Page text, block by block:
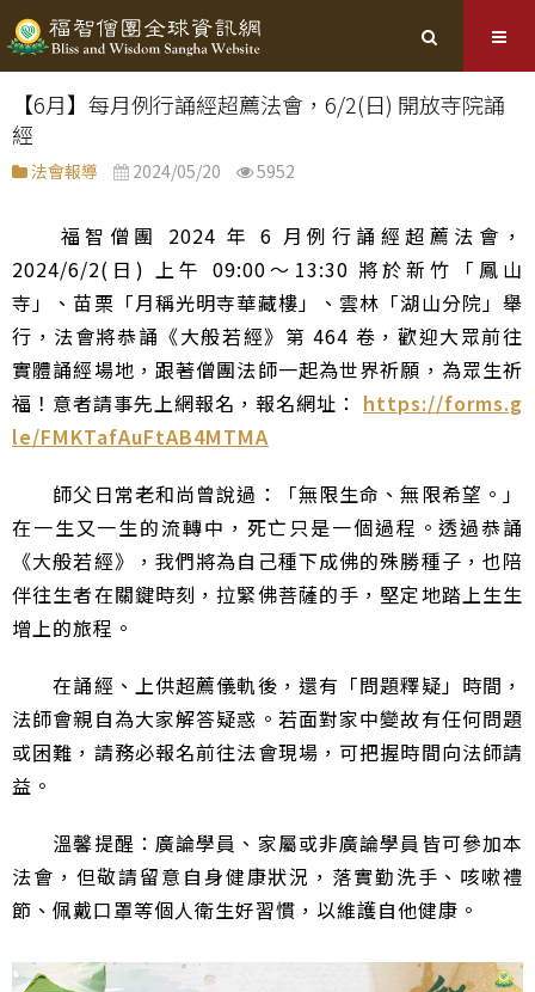
【6月】每月例行誦經超薦法會，6/2(日) 開放寺院誦
經
法會報導 2024/05/20 5952
福智僧團 2024 年 6 月例行誦經超薦法會，
2024/6/2(日) 上午 09:00～13:30 將於新竹「鳳山
寺」、苗栗「月稱光明寺華藏樓」、雲林「湖山分院」舉
行，法會將恭誦《大般若經》第 464 卷，歡迎大眾前往
實體誦經場地，跟著僧團法師一起為世界祈願，為眾生祈
福！意者請事先上網報名，報名網址： https://forms.g
le/FMKTafAuFtAB4MTMA
師父日常老和尚曾說過：「無限生命、無限希望。」
在一生又一生的流轉中，死亡只是一個過程。透過恭誦
《大般若經》，我們將為自己種下成佛的殊勝種子，也陪
伴往生者在關鍵時刻，拉緊佛菩薩的手，堅定地踏上生生
增上的旅程。
在誦經、上供超薦儀軌後，還有「問題釋疑」時間，
法師會親自為大家解答疑惑。若面對家中變故有任何問題
或困難，請務必報名前往法會現場，可把握時間向法師請
益。
溫馨提醒：廣論學員、家屬或非廣論學員皆可參加本
法會，但敬請留意自身健康狀況，落實勤洗手、咳嗽禮
節、佩戴口罩等個人衛生好習慣，以維護自他健康。